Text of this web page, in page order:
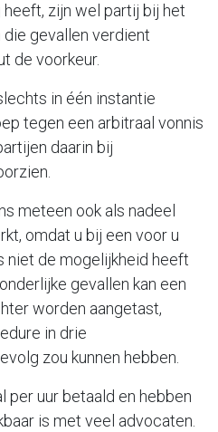
zijn wel partij bij het
die gevallen verdient
de voorkeur.
in één instantie
tegen een arbitraal vonnis
daarin bij
meteen ook als nadeel
omdat u bij een voor u
niet de mogelijkheid heeft
gevallen kan een
worden aangetast,
in drie
zou kunnen hebben.
per uur betaald en hebben
is met veel advocaten.